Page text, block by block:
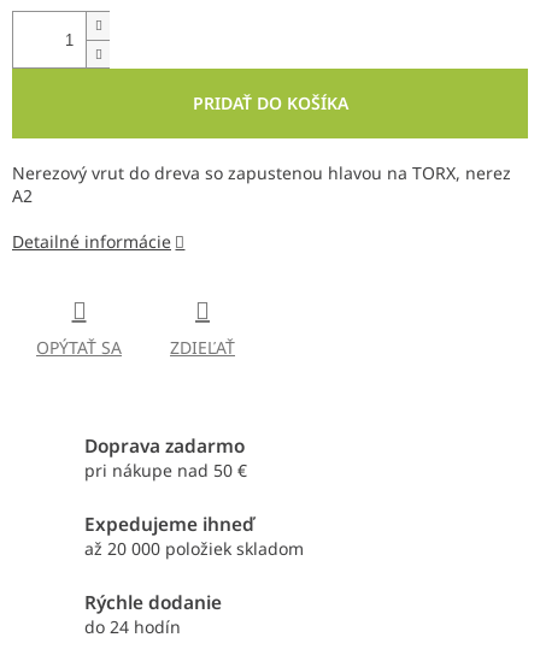
PRIDAŤ DO KOŠÍKA
Nerezový vrut do dreva so zapustenou hlavou na TORX, nerez
A2
Detailné informácie
OPÝTAŤ SA ZDIEĽAŤ
Doprava zadarmo
pri nákupe nad 50 €
Expedujeme ihneď
až 20 000 položiek skladom
Rýchle dodanie
do 24 hodín